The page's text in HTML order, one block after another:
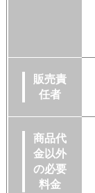
販売責
任者
商品代
金以外
の必要
料金